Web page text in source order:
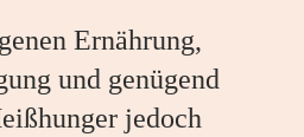
Ernährung,
und genügend
jedoch